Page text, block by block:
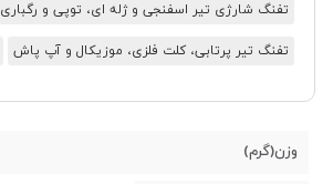
تفنگ شارژی تیر اسفنجی و ژله ای، توپی و رگباری
تفنگ تیر پرتابی، کلت فلزی، موزیکال و آپ پاش
وزن(گرم)